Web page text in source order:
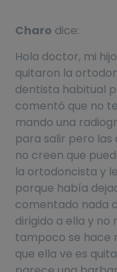
Charo dice:
Hola doctor, mi
quitaron la
dentista habitual
comentó que no
mando una
para salir pero
no creen que
la ortodoncista y
porque había
comentado nada
dirigido a ella y no
tampoco se hace
que ella ve es